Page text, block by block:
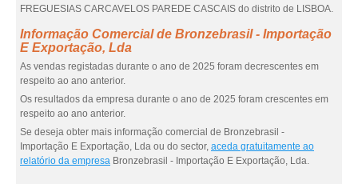
FREGUESIAS CARCAVELOS PAREDE CASCAIS do distrito de LISBOA.
Informação Comercial de Bronzebrasil - Importação
E Exportação, Lda
As vendas registadas durante o ano de 2025 foram decrescentes em
respeito ao ano anterior.
Os resultados da empresa durante o ano de 2025 foram crescentes em
respeito ao ano anterior.
Se deseja obter mais informação comercial de Bronzebrasil -
Importação E Exportação, Lda ou do sector, aceda gratuitamente ao
relatório da empresa Bronzebrasil - Importação E Exportação, Lda.